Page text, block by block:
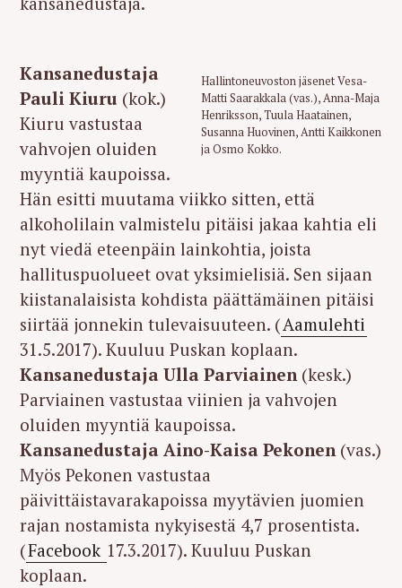
Hallintoneuvoston jäsenet Vesa-
Matti Saarakkala (vas.), Anna-Maja
Henriksson, Tuula Haatainen,
Susanna Huovinen, Antti Kaikkonen
ja Osmo Kokko.
Kansanedustaja
Pauli Kiuru (kok.)
Kiuru vastustaa
vahvojen oluiden
myyntiä kaupoissa.
Hän esitti muutama viikko sitten, että
alkoholilain valmistelu pitäisi jakaa kahtia eli
nyt viedä eteenpäin lainkohtia, joista
hallituspuolueet ovat yksimielisiä. Sen sijaan
kiistanalaisista kohdista päättämäinen pitäisi
siirtää jonnekin tulevaisuuteen. (Aamulehti
31.5.2017). Kuuluu Puskan koplaan.
Kansanedustaja Ulla Parviainen(kesk.)
Parviainen vastustaa viinien ja vahvojen
oluiden myyntiä kaupoissa.
Kansanedustaja Aino-Kaisa Pekonen(vas.)
Myös Pekonen vastustaa
päivittäistavarakapoissa myytävien juomien
rajan nostamista nykyisestä 4,7 prosentista.
(Facebook 17.3.2017). Kuuluu Puskan
koplaan.